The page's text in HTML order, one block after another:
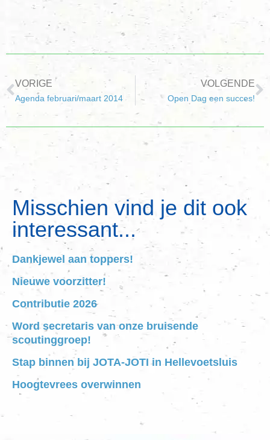
VORIGE
Agenda februari/maart 2014
VOLGENDE
Open Dag een succes!
Misschien vind je dit ook
interessant...
Dankjewel aan toppers!
Nieuwe voorzitter!
Contributie 2026
Word secretaris van onze bruisende
scoutinggroep!
Stap binnen bij JOTA-JOTI in Hellevoetsluis
Hoogtevrees overwinnen